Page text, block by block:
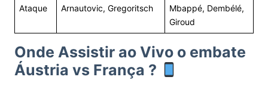
Ataque Arnautovic, Gregoritsch
Mbappé, Dembélé,
Giroud
Onde Assistir ao Vivo o embate
Áustria vs França ?